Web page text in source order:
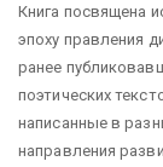
Книга посвящена
эпоху правления
ранее
поэтических
написанные в
направления